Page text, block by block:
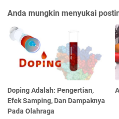
Anda mungkin menyukai
Doping Adalah: Pengertian,
Efek Samping, Dan Dampaknya
Pada Olahraga